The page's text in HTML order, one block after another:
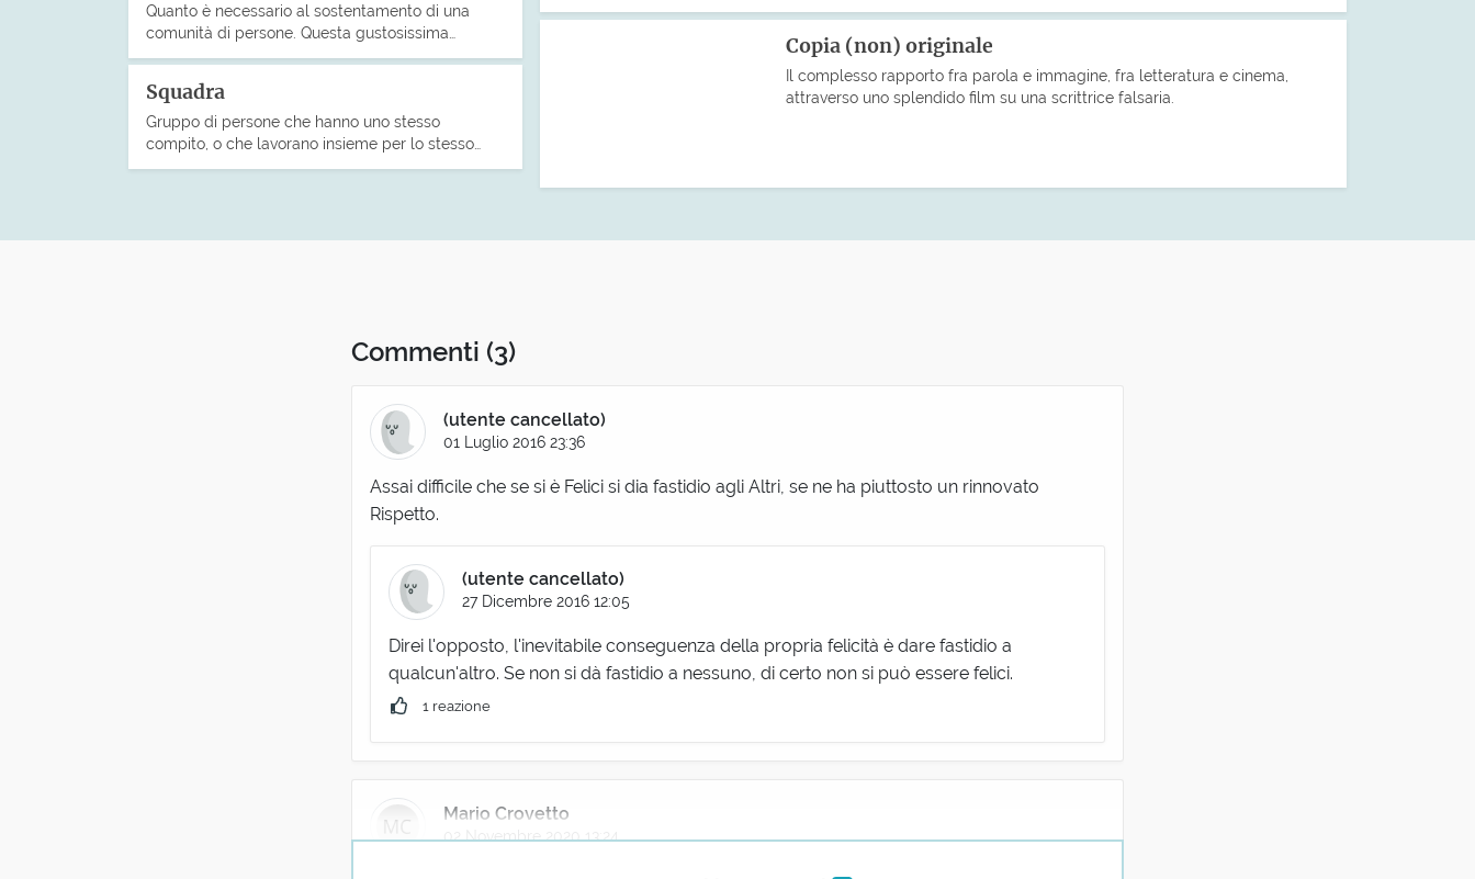
Quanto è necessario al sostentamento di una
comunità di persone. Questa gustosissima…
Squadra
Gruppo di persone che hanno uno stesso
compito, o che lavorano insieme per lo stesso…
Copia (non) originale
Il complesso rapporto fra parola e immagine, fra letteratura e cinema,
attraverso uno splendido film su una scrittrice falsaria.
Commenti (3)
(utente cancellato)
01 Luglio 2016 23:36
Assai difficile che se si è Felici si dia fastidio agli Altri, se ne ha piuttosto un rinnovato
Rispetto.
(utente cancellato)
27 Dicembre 2016 12:05
Direi l'opposto, l'inevitabile conseguenza della propria felicità è dare fastidio a
qualcun'altro. Se non si dà fastidio a nessuno, di certo non si può essere felici.
1 reazione
Mario Crovetto
02 Novembre 2020 13:24